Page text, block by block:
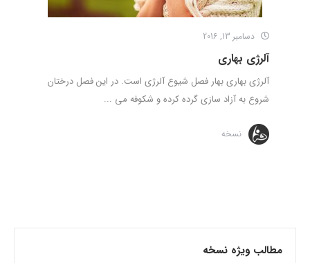
دسامبر 13, 2016
آلرژی بهاری
آلرژی بهاری بهار فصل شیوع آلرژی است. در این فصل درختان
شروع به آزاد سازی گرده کرده و شکوفه می ...
نسخه
مطالب ویژه نسخه